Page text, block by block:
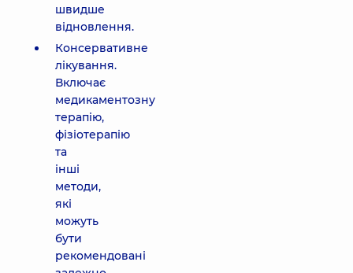
швидше
відновлення.
Консервативне
лікування.
Включає
медикаментозну
терапію,
фізіотерапію
та
інші
методи,
які
можуть
бути
рекомендовані